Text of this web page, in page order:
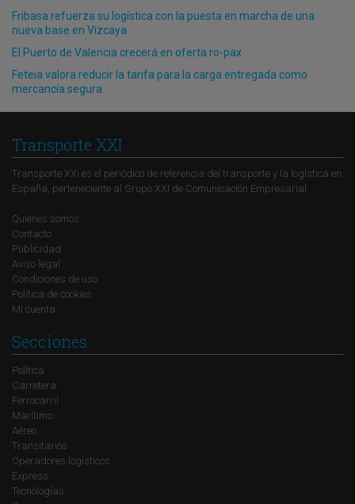
Fribasa refuerza su logística con la puesta en marcha de una
nueva base en Vizcaya
El Puerto de Valencia crecerá en oferta ro-pax
Feteia valora reducir la tarifa para la carga entregada como
mercancía segura
Transporte XXI
Transporte XXI es el periódico de referencia del transporte y la logística en
España, perteneciente al Grupo XXI de Comunicación Empresarial.
Quienes somos
Contacto
Publicidad
Aviso legal
Condiciones de uso
Política de cookies
Mi cuenta
Secciones
Política
Carretera
Ferrocarril
Marítimo
Aéreo
Transitarios
Operadores logísticos
Express
Tecnologías